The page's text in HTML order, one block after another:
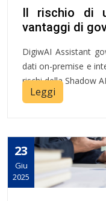
Il rischio di
vantaggi di
DigiwAI Assistant
dati on-premise e
rischi della Shadow AI
Leggi
23
Giu
2025